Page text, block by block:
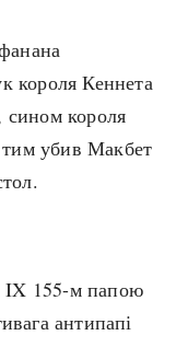
короля Кеннета
короля
тим убив Макбет
IX 155-м папою
антипапі